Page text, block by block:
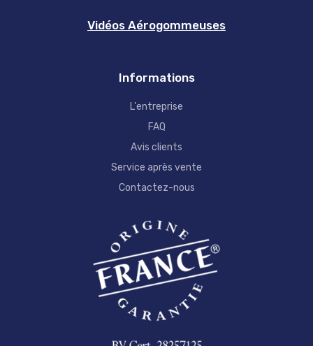
Vidéos Aérogommeuses
Informations
L'entreprise
FAQ
Avis clients
Service après vente
Contactez-nous